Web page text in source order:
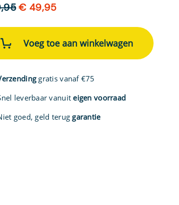
Oorspronkelijke
€ 69,95.
€ 49,95Huidige
€ 49,95.
Voeg toe aan winkelwagen
gratis vanaf €75
leverbaar vanuiteigen voorraad
goed, geld terug garantie